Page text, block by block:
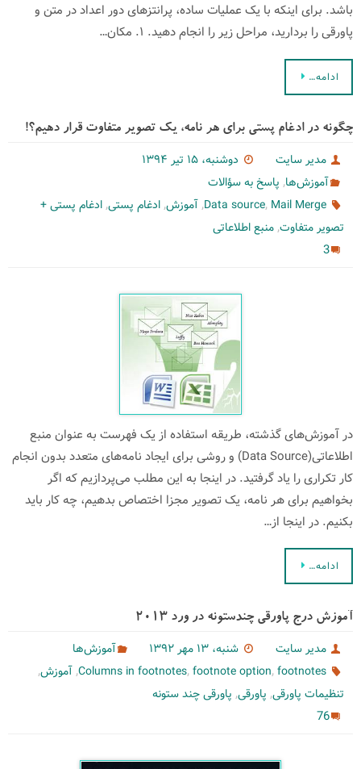
باشد. برای اینکه با یک عملیات ساده، پرانتزهای دور اعداد در متن و
پاورقی را بردارید، مراحل زیر را انجام دهید. ۱. مکان…
ادامه…
چگونه در ادغام پستی برای هر نامه، یک تصویر متفاوت قرار دهیم؟!
مدیر سایت
دوشنبه، ۱۵ تیر ۱۳۹۴
آموزش‌ها, پاسخ به سؤالات
Data source, Mail Merge
,آموزش,ادغام پستی,ادغام پستی +
تصویر متفاوت,منبع اطلاعاتی
3
در آموزش‌های گذشته، طریقه استفاده از یک فهرست به عنوان منبع
اطلاعاتی(Data Source) و روشی برای ایجاد نامه‌های متعدد بدون انجام
کار تکراری را یاد گرفتید. در اینجا به این مطلب می‌پردازیم که اگر
بخواهیم برای هر نامه، یک تصویر مجزا اختصاص بدهیم، چه کار باید
بکنیم. در اینجا از…
ادامه…
آموزش درج پاورقی چندستونه در ورد 2013
مدیر سایت شنبه، ۱۳ مهر ۱۳۹۲
آموزش‌ها
Columns in footnotes,footnote option,footnotes
,آموزش,
تنظیمات پاورقی, پاورقی, پاورقی چند ستونه
76